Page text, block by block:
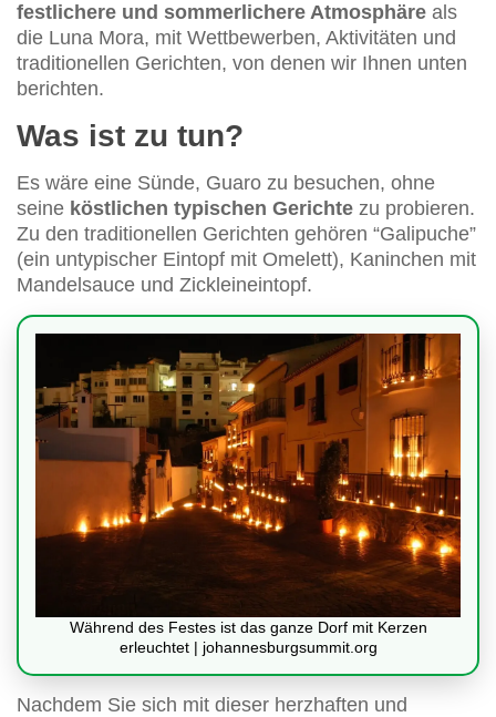
festlichere und sommerlichere Atmosphäre als
die Luna Mora, mit Wettbewerben, Aktivitäten und
traditionellen Gerichten, von denen wir Ihnen unten
berichten.
Was ist zu tun?
Es wäre eine Sünde, Guaro zu besuchen, ohne
seine köstlichen typischen Gerichte zu probieren.
Zu den traditionellen Gerichten gehören “Galipuche”
(ein untypischer Eintopf mit Omelett), Kaninchen mit
Mandelsauce und Zickleineintopf.
Während des Festes ist das ganze Dorf mit Kerzen
erleuchtet | johannesburgsummit.org
Nachdem Sie sich mit dieser herzhaften und